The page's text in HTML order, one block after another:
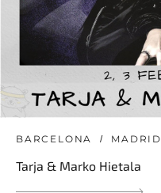
BARCELONA MADRID
Tarja & Marko Hietala